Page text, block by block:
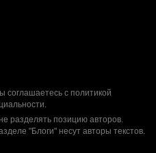
соглашаетесь с политикой
.
разделять позицию авторов.
"Блоги" несут авторы текстов.